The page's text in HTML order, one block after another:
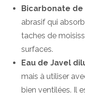
Bicarbonate de
abrasif qui
taches de
surfaces.
Eau de Javel
mais à utiliser
bien ventilées. Il